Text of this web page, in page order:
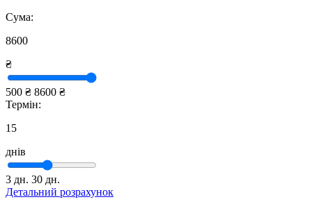
Сума:
8600
₴
500 ₴ 8600 ₴
Термін:
15
днів
3 дн. 30 дн.
Детальний розрахунок